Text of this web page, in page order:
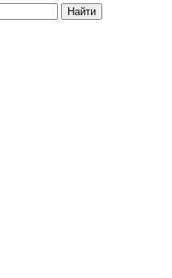
Найти